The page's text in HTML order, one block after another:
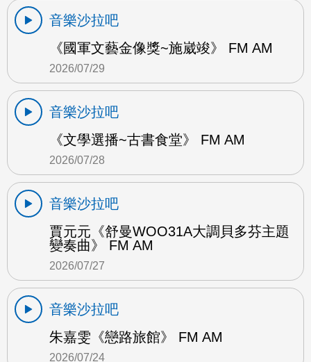
音樂沙拉吧
《國軍文藝金像獎~施崴竣》 FM AM
2026/07/29
音樂沙拉吧
《文學選播~古書食堂》 FM AM
2026/07/28
音樂沙拉吧
賈元元《舒曼WOO31A大調貝多芬主題
變奏曲》 FM AM
2026/07/27
音樂沙拉吧
朱嘉雯《戀路旅館》 FM AM
2026/07/24